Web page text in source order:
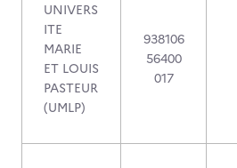
UNIVERS
ITE
MARIE
ET LOUIS
PASTEUR
(UMLP)
938106
56400
017